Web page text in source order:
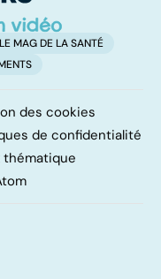
LE MAG DE LA SANTÉ
des cookies
de confidentialité
thématique